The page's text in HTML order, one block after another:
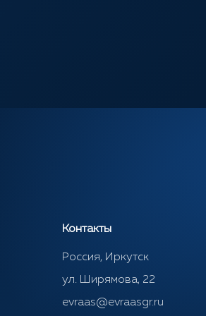
Контакты
Россия, Иркутск
ул. Ширямова, 22
evraas@evraasgr.ru